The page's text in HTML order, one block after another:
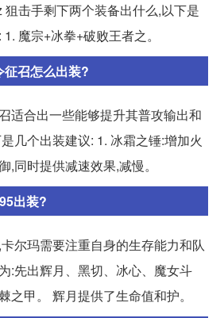
狙击手剩下两个装备出什么,以下是
魔宗+冰拳+破败王者之。
征召怎么出装?
适合出一些能够提升其普攻输出和
几个出装建议: 1. 冰霜之锤:增加火
,同时提供减速效果,减慢。
出装?
尔玛需要注重自身的生存能力和队
:先出辉月、黑切、冰心、魔女斗
之甲。 辉月提供了生命值和护。